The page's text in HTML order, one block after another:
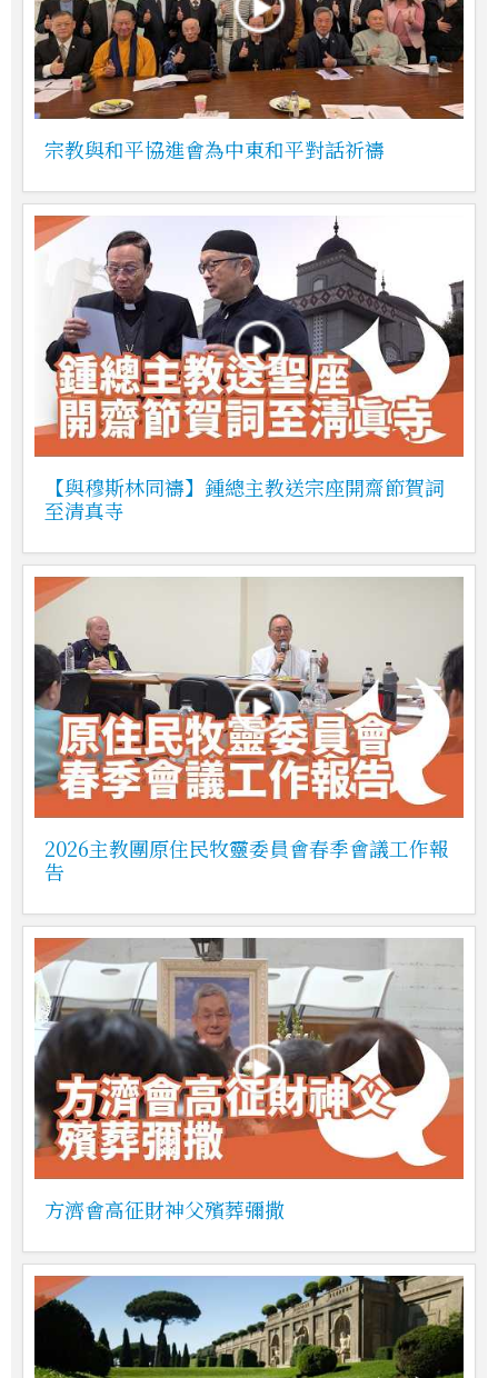
宗教與和平協進會為中東和平對話祈禱
【與穆斯林同禱】鍾總主教送宗座開齋節賀詞
至清真寺
2026主教團原住民牧靈委員會春季會議工作報
告
方濟會高征財神父殯葬彌撒